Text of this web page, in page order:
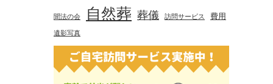
聞法の会 自然葬 葬儀 訪問サービス 費用
遺影写真